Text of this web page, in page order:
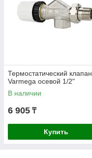
Термостатический клапан
Varmega осевой 1/2"
В наличии
6 905 ₸
Купить